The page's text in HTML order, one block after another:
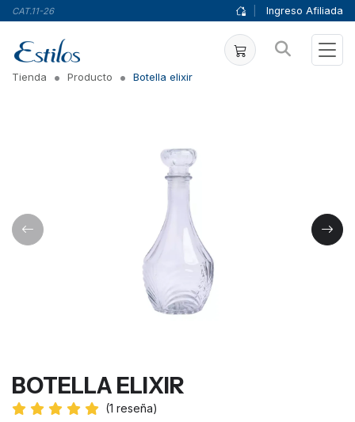
CAT.11-26 Ingreso Afiliada
Tienda Producto Botella elixir
BOTELLA ELIXIR
(1 reseña)